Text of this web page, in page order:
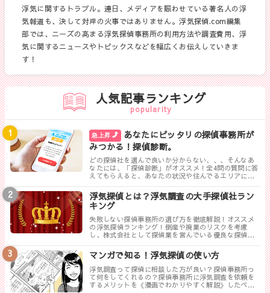
浮気に関するトラブル。連日、メディアを賑わせている著名人の浮
気報道も、決して対岸の火事ではありません。浮気探偵.com編集
部では、ニーズの高まる浮気探偵事務所の利用方法や調査費用、浮
気に関するニュースやトピックスなどを幅広くお伝えしていきま
す！
人気記事ランキング
popularity
急上昇
あなたにピッタリの探偵事務所が
みつかる！探偵診断。
どの探偵社を選んで良いか分からない、、、そんなあ
なたには、「探偵診断」がオススメ！全4問の質問に答
えてもらえると、あなたの状況や住んでるエリアに対
つけることができます。
浮気探偵とは？浮気調査の大手探偵社ラン
キング
失敗しない探偵事務所の選び方を徹底解説！オススメ
の浮気探偵ランキング！倒産や廃業のリスクを考慮
し、株式会社として探偵業を営んでいる優良な探偵事
らに高い調査力が評判の探偵事務所を厳選しました。
マンガで知る！浮気探偵の使い方
浮気調査って探偵に相談した方が良い？探偵事務所っ
て何をしてくれるの？探偵事務所に浮気調査を依頼を
するメリットを《漫画でわかりやすく解説》したペー